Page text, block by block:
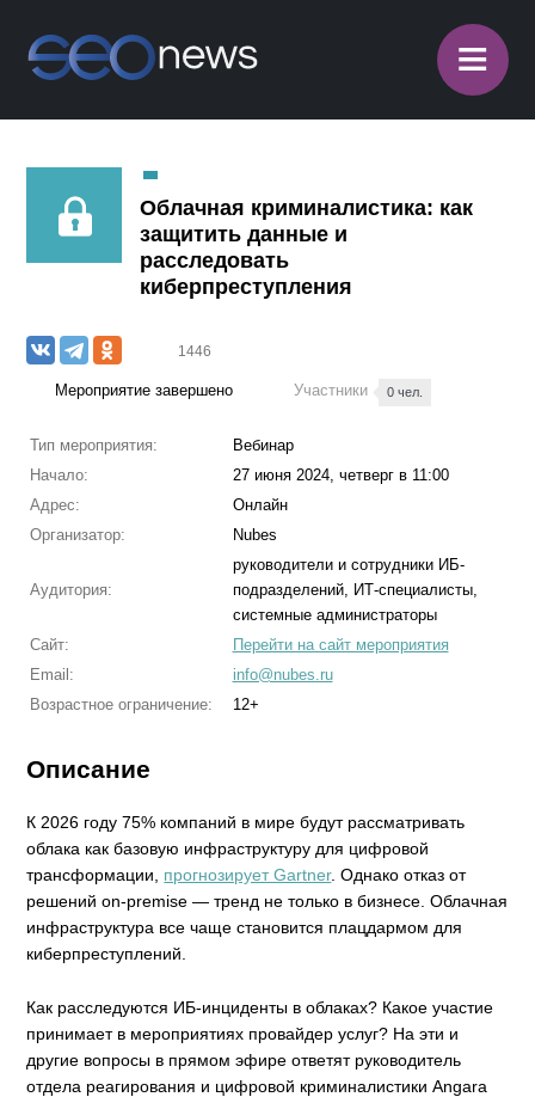
≡
Облачная криминалистика: как
защитить данные и
расследовать
киберпреступления
1446
Мероприятие завершено Участники 0 чел.
Тип мероприятия:
Вебинар
Начало:
27 июня 2024, четверг в 11:00
Адрес:
Онлайн
Организатор:
Nubes
Аудитория:
руководители и сотрудники ИБ-
подразделений, ИТ-специалисты,
системные администраторы
Сайт:
Перейти на сайт мероприятия
Email:
info@nubes.ru
Возрастное ограничение:
12+
Описание
К 2026 году 75% компаний в мире будут рассматривать
облака как базовую инфраструктуру для цифровой
трансформации, прогнозирует Gartner. Однако отказ от
решений on-premise — тренд не только в бизнесе. Облачная
инфраструктура все чаще становится плацдармом для
киберпреступлений.
Как расследуются ИБ-инциденты в облаках? Какое участие
принимает в мероприятиях провайдер услуг? На эти и
другие вопросы в прямом эфире ответят руководитель
отдела реагирования и цифровой криминалистики Angara